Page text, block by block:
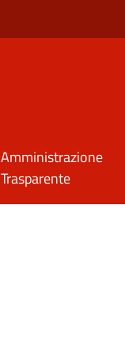
Amministrazione
Trasparente